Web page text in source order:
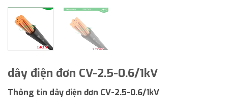
dây điện đơn CV-2.5-0.6/1kV
Thông tin dây điện đơn CV-2.5-0.6/1kV